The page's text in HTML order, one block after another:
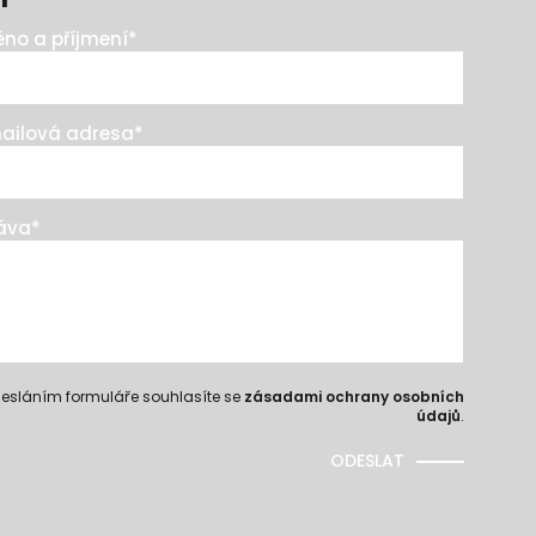
a příjmení*
adresa*
*
formuláře souhlasíte se zásadami ochrany osobních
údajů.
ODESLAT